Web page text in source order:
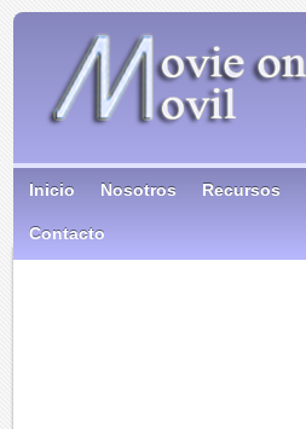
Inicio Nosotros Recursos
Contacto